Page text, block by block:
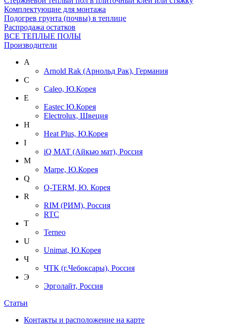
Комплектующие для монтажа
Подогрев грунта (почвы) в теплице
Распродажа остатков
ВСЕ ТЕПЛЫЕ ПОЛЫ
Производители
A
Arnold Rak (Арнольд Рак), Германия
C
Caleo, Ю.Корея
E
Eastec Ю.Корея
Electrolux, Швеция
H
Heat Plus, Ю.Корея
I
iQ MAT (Айкью мат), Россия
M
Marpe, Ю.Корея
Q
Q-TERM, Ю. Корея
R
RIM (РИМ), Россия
RTC
T
Terneo
U
Unimat, Ю.Корея
Ч
ЧТК (г.Чебоксары), Россия
Э
Эрголайт, Россия
Статьи
Контакты и расположение на карте